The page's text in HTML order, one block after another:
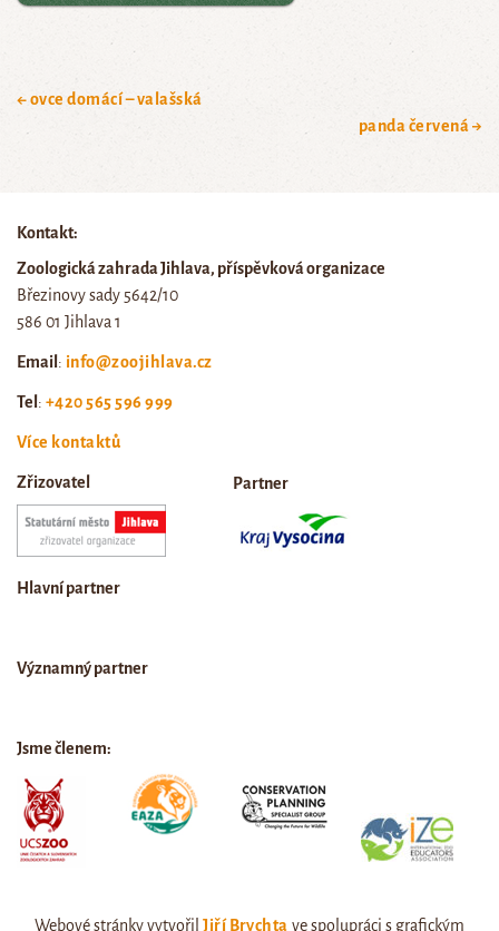
← ovce domácí – valašská
panda červená →
Kontakt:
Zoologická zahrada Jihlava, příspěvková organizace
Březinovy sady 5642/10
586 01 Jihlava 1
Email : info@zoojihlava.cz
Tel : +420 565 596 999
Více kontaktů
Zřizovatel Partner
Hlavní partner
Významný partner
Jsme členem:
Webové stránky vytvořilJiří Brychta ve spolupráci s grafickým